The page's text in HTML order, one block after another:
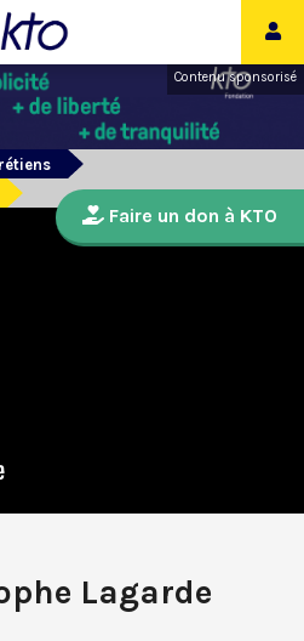
Contenu sponsorisé
Lagarde
Faire un don à KTO